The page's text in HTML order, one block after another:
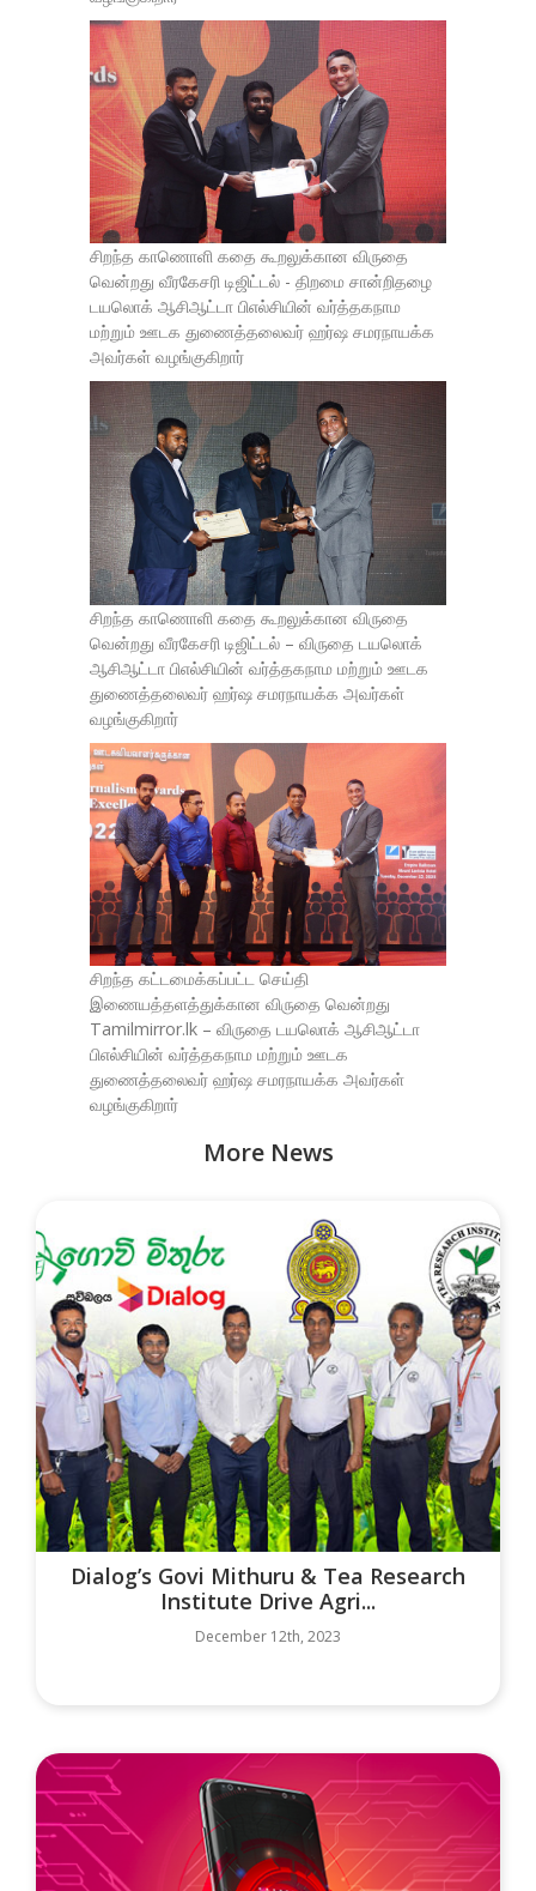
சிறந்த காணொளி கதை கூறலுக்கான விருதை
வென்றது வீரகேசரி டிஜிட்டல் - திறமை சான்றிதழை
டயலொக் ஆசிஆட்டா பிஎல்சியின் வர்த்தகநாம
மற்றும் ஊடக துணைத்தலைவர் ஹர்ஷ சமரநாயக்க
அவர்கள் வழங்குகிறார்
சிறந்த காணொளி கதை கூறலுக்கான விருதை
வென்றது வீரகேசரி டிஜிட்டல் – விருதை டயலொக்
ஆசிஆட்டா பிஎல்சியின் வர்த்தகநாம மற்றும் ஊடக
துணைத்தலைவர் ஹர்ஷ சமரநாயக்க அவர்கள்
வழங்குகிறார்
சிறந்த கட்டமைக்கப்பட்ட செய்தி
இணையத்தளத்துக்கான விருதை வென்றது
Tamilmirror.lk – விருதை டயலொக் ஆசிஆட்டா
பிஎல்சியின் வர்த்தகநாம மற்றும் ஊடக
துணைத்தலைவர் ஹர்ஷ சமரநாயக்க அவர்கள்
வழங்குகிறார்
More News
Dialog’s Govi Mithuru & Tea Research
Institute Drive Agri...
December 12th, 2023